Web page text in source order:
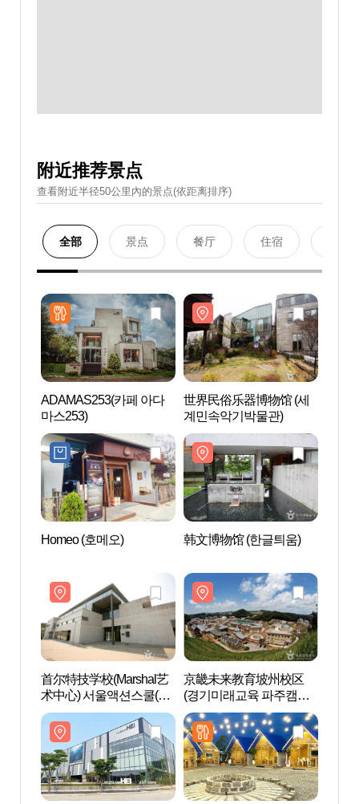
附近推荐景点
查看附近半径50公里內的景点(依距离排序)
全部 景点 餐厅 住宿
ADAMAS253(카페 아다
마스253)
世界民俗乐器博物馆 (세
계민속악기박물관)
Homeo (호메오) 韩文博物馆 (한글틔움)
首尔特技学校(Marshal艺
术中心) 서울액션스쿨(마
샬아트센터)
京畿未来教育坡州校区
(경기미래교육 파주캠퍼
스)